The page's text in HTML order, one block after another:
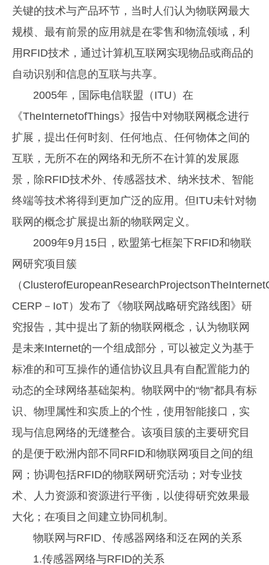
关键的技术与产品环节，当时人们认为物联网最大
规模、最有前景的应用就是在零售和物流领域，利
用RFID技术，通过计算机互联网实现物品或商品的
自动识别和信息的互联与共享。
2005年，国际电信联盟（ITU）在
《TheInternetofThings》报告中对物联网概念进行
扩展，提出任何时刻、任何地点、任何物体之间的
互联，无所不在的网络和无所不在计算的发展愿
景，除RFID技术外、传感器技术、纳米技术、智能
终端等技术将得到更加广泛的应用。但ITU未针对物
联网的概念扩展提出新的物联网定义。
2009年9月15日，欧盟第七框架下RFID和物联
网研究项目簇
（
CERP－IoT）发布了《物联网战略研究路线图》研
究报告，其中提出了新的物联网概念，认为物联网
是未来Internet的一个组成部分，可以被定义为基于
标准的和可互操作的通信协议且具有自配置能力的
动态的全球网络基础架构。物联网中的“物”都具有标
识、物理属性和实质上的个性，使用智能接口，实
现与信息网络的无缝整合。该项目簇的主要研究目
的是便于欧洲内部不同RFID和物联网项目之间的组
网；协调包括RFID的物联网研究活动；对专业技
术、人力资源和资源进行平衡，以使得研究效果最
大化；在项目之间建立协同机制。
物联网与RFID、传感器网络和泛在网的关系
1.传感器网络与RFID的关系